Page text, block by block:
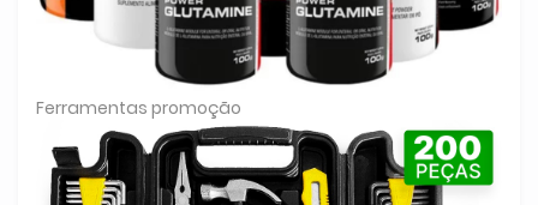
Ferramentas promoção